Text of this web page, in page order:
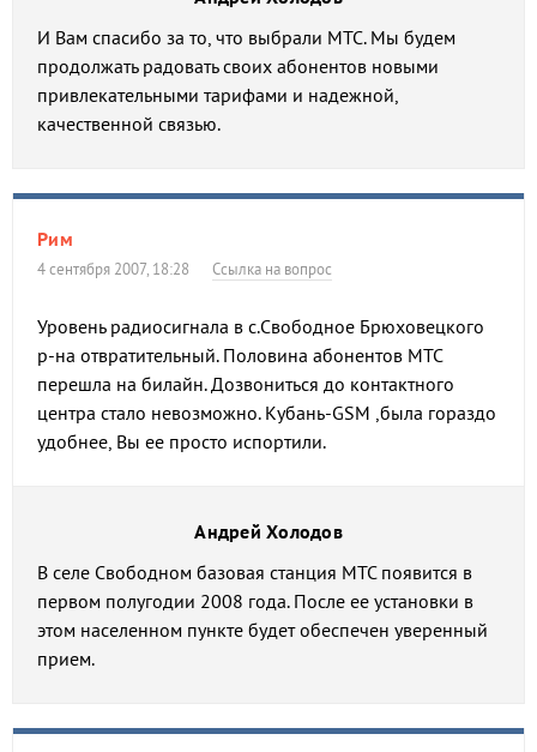
И Вам спасибо за то, что выбрали МТС. Мы будем
продолжать радовать своих абонентов новыми
привлекательными тарифами и надежной,
качественной связью.
Рим
4 сентября 2007, 18:28 Ссылка на вопрос
Уровень радиосигнала в с.Свободное Брюховецкого
р-на отвратительный. Половина абонентов МТС
перешла на билайн. Дозвониться до контактного
центра стало невозможно. Кубань-GSM ,была гораздо
удобнее, Вы ее просто испортили.
Андрей Холодов
В селе Свободном базовая станция МТС появится в
первом полугодии 2008 года. После ее установки в
этом населенном пункте будет обеспечен уверенный
прием.